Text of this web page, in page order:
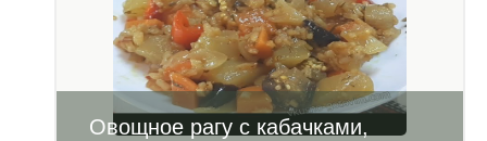
Овощное рагу с кабачками,